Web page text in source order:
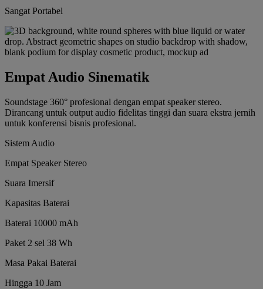
Sangat Portabel
Empat Audio Sinematik
Soundstage 360° profesional dengan empat speaker stereo.
Dirancang untuk output audio fidelitas tinggi dan suara ekstra jernih
untuk konferensi bisnis profesional.
Sistem Audio
Empat Speaker Stereo
Suara Imersif
Kapasitas Baterai
Baterai 10000 mAh
Paket 2 sel 38 Wh
Masa Pakai Baterai
Hingga 10 Jam